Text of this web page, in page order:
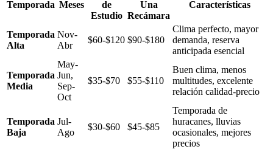
Temporada Meses
de
Estudio
Una
Recámara
Características
Temporada
Alta
Nov-
Abr
$60-$120 $90-$180
Clima perfecto, mayor
demanda, reserva
anticipada esencial
Temporada
Media
May-
Jun,
Sep-
Oct
$35-$70 $55-$110
Buen clima, menos
multitudes, excelente
relación calidad-precio
Temporada
Baja
Jul-
Ago
$30-$60 $45-$85
Temporada de
huracanes, lluvias
ocasionales, mejores
precios